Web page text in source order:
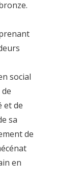
social
et de
sa
de
en